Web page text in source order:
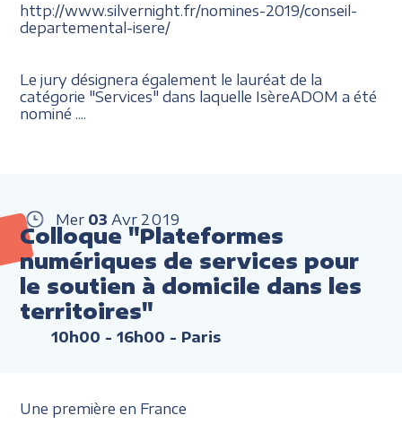
http://www.silvernight.fr/nomines-2019/conseil-
departemental-isere/
Le jury désignera également le lauréat de la
catégorie "Services" dans laquelle IsèreADOM a été
nominé ....
Mer 03 Avr 2019
Colloque "Plateformes
numériques de services pour
le soutien à domicile dans les
territoires"
10h00 - 16h00 - Paris
Une première en France